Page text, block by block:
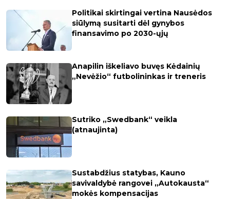
Politikai skirtingai vertina Nausėdos
siūlymą susitarti dėl gynybos
finansavimo po 2030-ųjų
Anapilin iškeliavo buvęs Kėdainių
„Nevėžio“ futbolininkas ir treneris
Sutriko „Swedbank“ veikla
(atnaujinta)
Sustabdžius statybas, Kauno
savivaldybė rangovei „Autokausta“
mokės kompensacijas